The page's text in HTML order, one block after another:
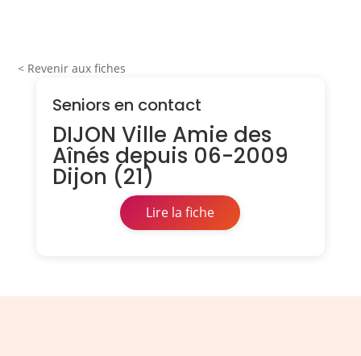
< Revenir aux fiches
Seniors en contact
DIJON Ville Amie des
Aînés depuis 06-2009
Dijon (21)
Lire la fiche